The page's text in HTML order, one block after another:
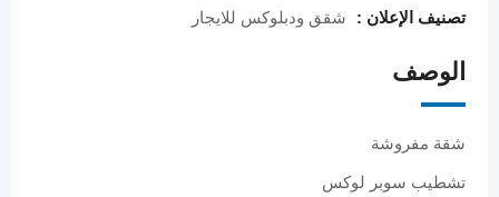
تصنيف الإعلان : شقق ودبلوكس للايجار
الوصف
شقة مفروشة
تشطيب سوبر لوكس